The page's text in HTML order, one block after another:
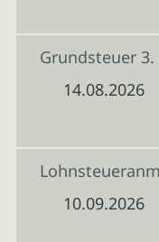
Grundsteuer
14.08.2026
10.09.2026